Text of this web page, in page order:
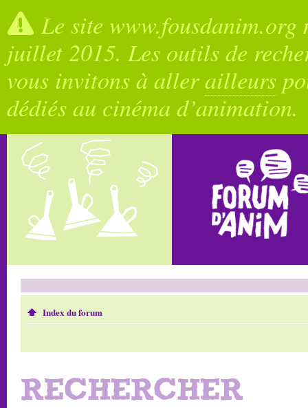
Le site
juillet 2015. Les outils de
vous invitons à allerailleurs
dédiés au cinéma d’animation.
Index du forum
RECHERCHER